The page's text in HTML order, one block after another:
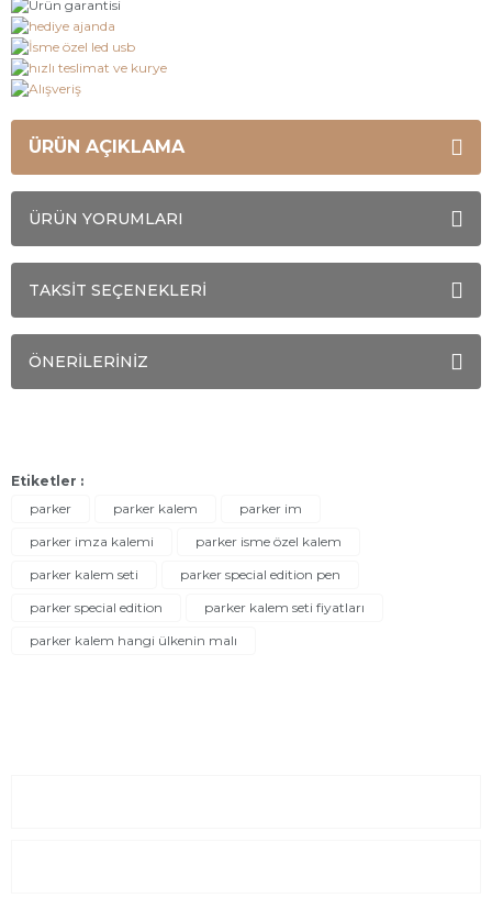
ÜRÜN AÇIKLAMA
ÜRÜN YORUMLARI
TAKSİT SEÇENEKLERİ
ÖNERİLERİNİZ
Etiketler :
parker
parker kalem
parker im
parker imza kalemi
parker isme özel kalem
parker kalem seti
parker special edition pen
parker special edition
parker kalem seti fiyatları
parker kalem hangi ülkenin malı